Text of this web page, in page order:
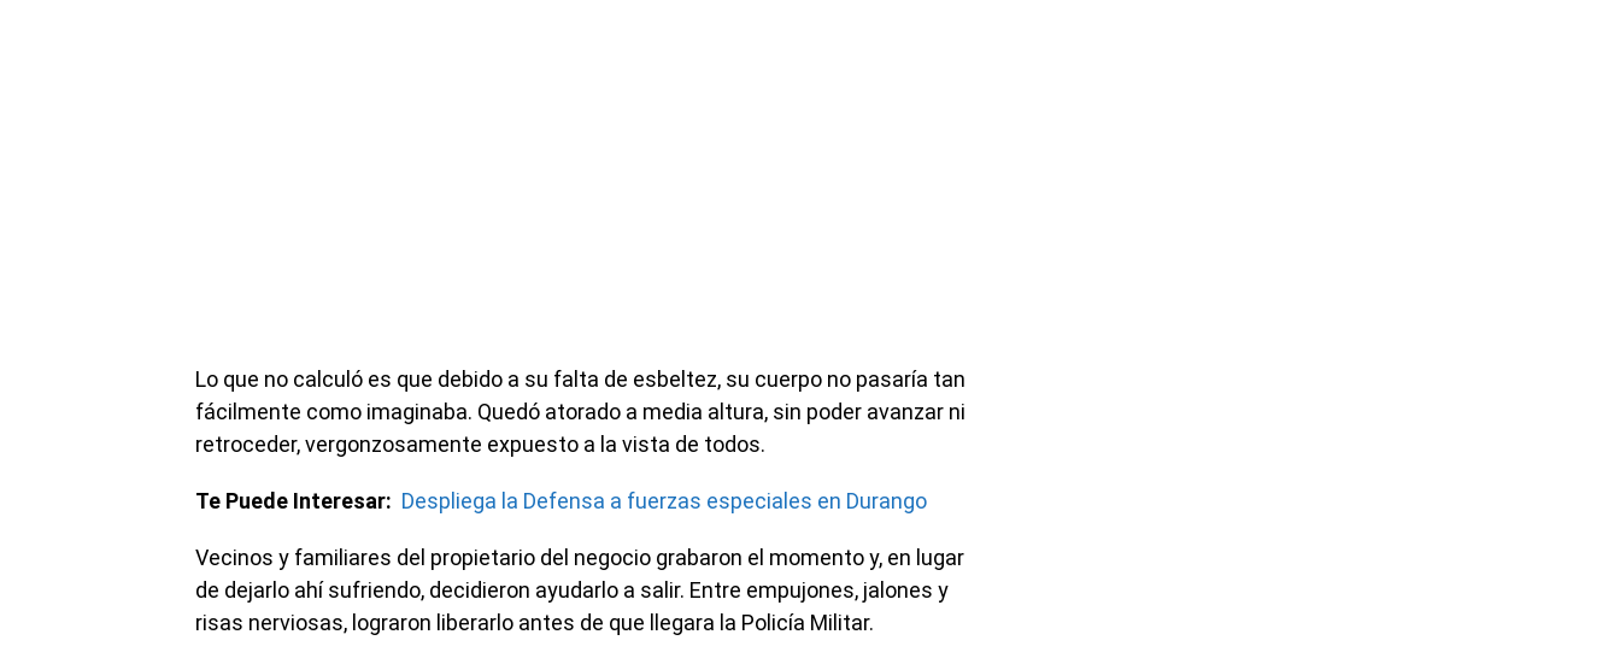
Lo que no calculó es que debido a su falta de esbeltez, su cuerpo no pasaría tan
fácilmente como imaginaba. Quedó atorado a media altura, sin poder avanzar ni
retroceder, vergonzosamente expuesto a la vista de todos.
Te Puede Interesar: Despliega la Defensa a fuerzas especiales en Durango
Vecinos y familiares del propietario del negocio grabaron el momento y, en lugar
de dejarlo ahí sufriendo, decidieron ayudarlo a salir. Entre empujones, jalones y
risas nerviosas, lograron liberarlo antes de que llegara la Policía Militar.